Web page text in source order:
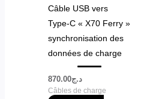
Câble USB vers
Type-C « X70 Ferry »
synchronisation des
données de charge
د.ج870.00
Câbles de charge
du